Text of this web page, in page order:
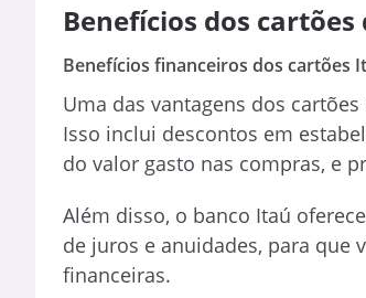
Benefícios dos
Benefícios financeiros dos cartões
Uma das vantagens dos
Isso inclui descontos em
do valor gasto nas compras, e
Além disso, o banco Itaú
de juros e anuidades, para que
financeiras.